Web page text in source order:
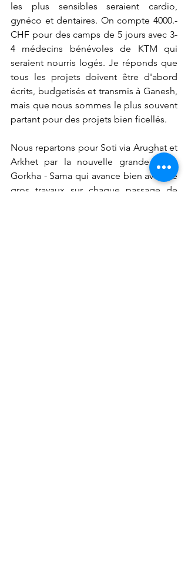
les plus sensibles seraient cardio,
gynéco et dentaires. On compte 4000.-
CHF pour des camps de 5 jours avec 3-
4 médecins bénévoles de KTM qui
seraient nourris logés. Je réponds que
tous les projets doivent être d'abord
écrits, budgetisés et transmis à Ganesh,
mais que nous sommes le plus souvent
partant pour des projets bien ficellés.
Nous repartons pour Soti via Arughat et
Arkhet par la nouvelle grande route
Gorkha - Sama qui avance bien avec de
gros travaux sur chaque passage de